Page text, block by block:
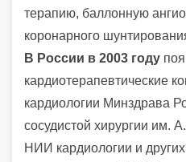
терапию, баллонную
коронарного
В России в 2003 году
кардиотерапевтические
кардиологии Минздрава
сосудистой хирургии им.
НИИ кардиологии и